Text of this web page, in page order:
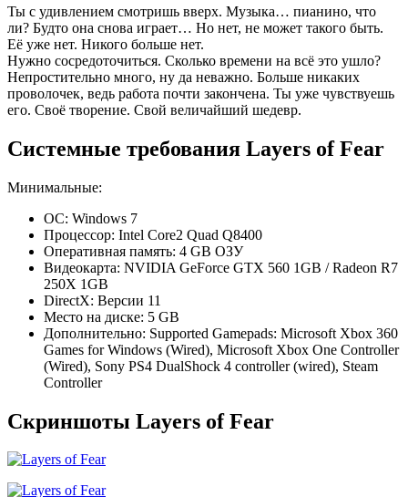
Ты с удивлением смотришь вверх. Музыка… пианино, что
ли? Будто она снова играет… Но нет, не может такого быть.
Её уже нет. Никого больше нет.
Нужно сосредоточиться. Сколько времени на всё это ушло?
Непростительно много, ну да неважно. Больше никаких
проволочек, ведь работа почти закончена. Ты уже чувствуешь
его. Своё творение. Свой величайший шедевр.
Системные требования Layers of Fear
Минимальные:
ОС: Windows 7
Процессор: Intel Core2 Quad Q8400
Оперативная память: 4 GB ОЗУ
Видеокарта: NVIDIA GeForce GTX 560 1GB / Radeon R7
250X 1GB
DirectX: Версии 11
Место на диске: 5 GB
Дополнительно: Supported Gamepads: Microsoft Xbox 360
Games for Windows (Wired), Microsoft Xbox One Controller
(Wired), Sony PS4 DualShock 4 controller (wired), Steam
Controller
Скриншоты Layers of Fear